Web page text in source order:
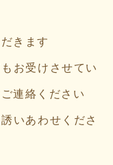
きます
お受けさせてい
連絡ください
いあわせくださ